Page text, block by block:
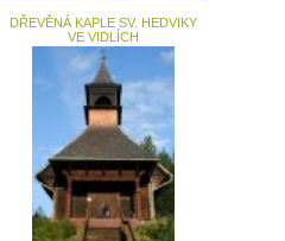
DŘEVĚNÁ KAPLE SV. HEDVIKY
VE VIDLÍCH